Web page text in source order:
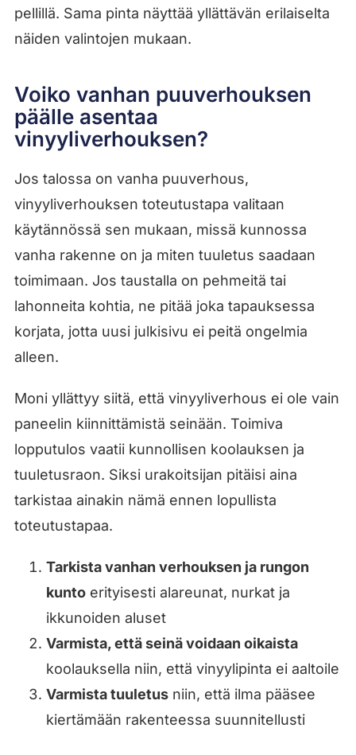
pellillä. Sama pinta näyttää yllättävän erilaiselta
näiden valintojen mukaan.
Voiko vanhan puuverhouksen
päälle asentaa
vinyyliverhouksen?
Jos talossa on vanha puuverhous,
vinyyliverhouksen toteutustapa valitaan
käytännössä sen mukaan, missä kunnossa
vanha rakenne on ja miten tuuletus saadaan
toimimaan. Jos taustalla on pehmeitä tai
lahonneita kohtia, ne pitää joka tapauksessa
korjata, jotta uusi julkisivu ei peitä ongelmia
alleen.
Moni yllättyy siitä, että vinyyliverhous ei ole vain
paneelin kiinnittämistä seinään. Toimiva
lopputulos vaatii kunnollisen koolauksen ja
tuuletusraon. Siksi urakoitsijan pitäisi aina
tarkistaa ainakin nämä ennen lopullista
toteutustapaa.
Tarkista vanhan verhouksen ja rungon
kuntoerityisesti alareunat, nurkat ja
ikkunoiden aluset
Varmista, että seinä voidaan oikaista
koolauksella niin, että vinyylipinta ei aaltoile
Varmista tuuletusniin, että ilma pääsee
kiertämään rakenteessa suunnitellusti